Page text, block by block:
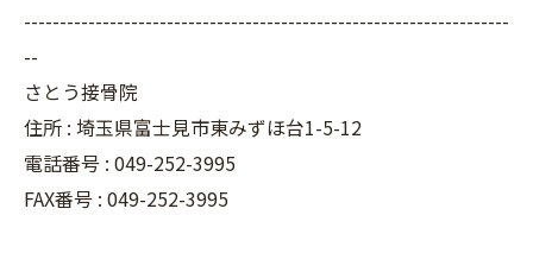
--------------------------------------------------------------------
--
さとう接骨院
住所 : 埼玉県富士見市東みずほ台1-5-12
電話番号 : 049-252-3995
FAX番号 : 049-252-3995